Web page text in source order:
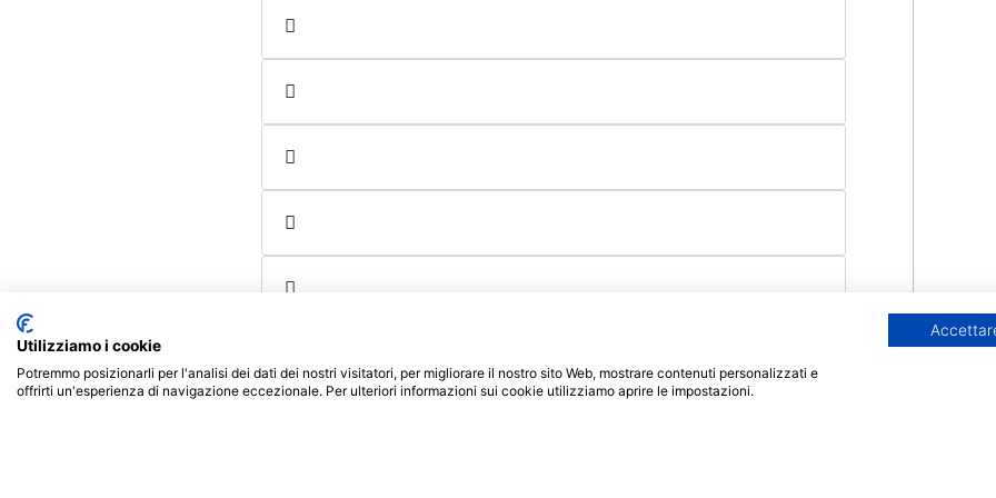
Offerta formativa Offerta formativa
Utilizziamo i cookie
Potremmo posizionarli per l'analisi dei dati dei nostri visitatori, per migliorare il nostro sito Web, mostrare contenuti personalizzati e
offrirti un'esperienza di navigazione eccezionale. Per ulteriori informazioni sui cookie utilizziamo aprire le impostazioni.